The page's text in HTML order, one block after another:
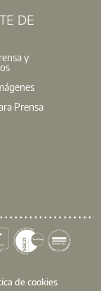
DE
y
Prensa
de cookies